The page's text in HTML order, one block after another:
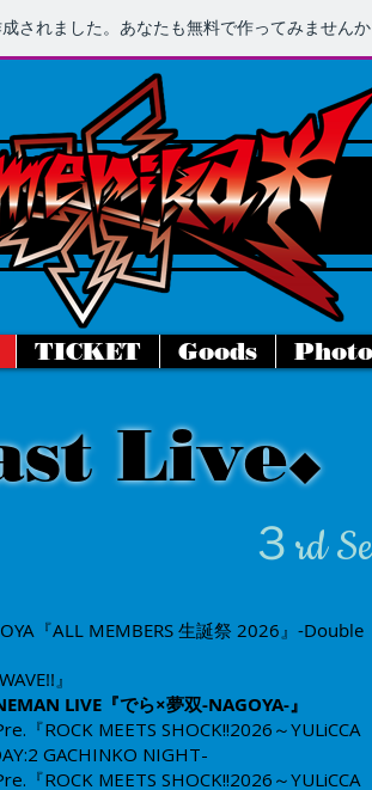
されました。あなたも無料で作ってみませんか
TICKET Goods Photo
Live◆
３rd
『ALL MEMBERS 生誕祭 2026』-Double
』
LIVE『でら×夢双-NAGOYA-』
『ROCK MEETS SHOCK!!2026～YULiCCA
GACHINKO NIGHT-
『ROCK MEETS SHOCK!!2026～YULiCCA